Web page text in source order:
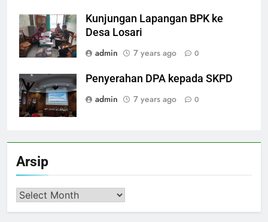
Kunjungan Lapangan BPK ke
Desa Losari
admin
7 years ago 0
Penyerahan DPA kepada SKPD
admin
7 years ago 0
Arsip
Arsip